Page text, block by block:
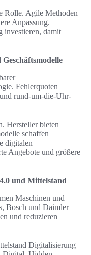
Rolle. Agile Methoden
Anpassung.
investieren, damit
Fehlerquoten
rund-um-die-Uhr-
Hersteller bieten
schaffen
digitalen
Angebote und größere
und Mittelstand
Maschinen und
Bosch und Daimler
und reduzieren
Digitalisierung